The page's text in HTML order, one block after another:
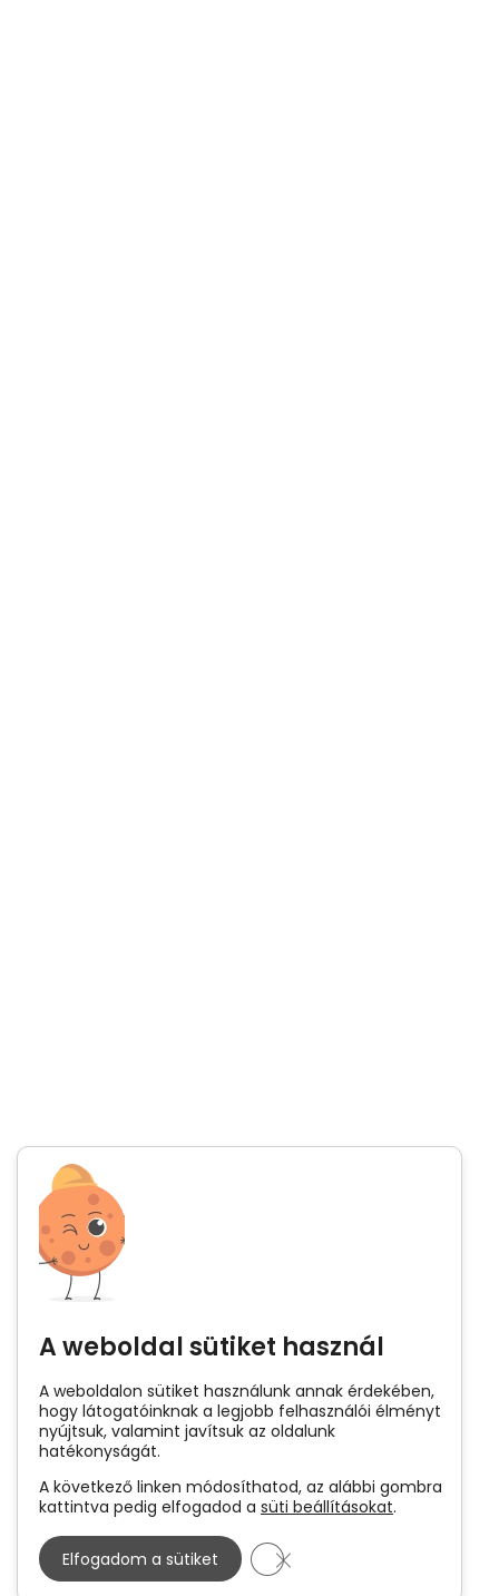
A weboldal sütiket használ
A weboldalon sütiket használunk annak érdekében,
hogy látogatóinknak a legjobb felhasználói élményt
nyújtsuk, valamint javítsuk az oldalunk
hatékonyságát.
A következő linken módosíthatod, az alábbi gombra
kattintva pedig elfogadod a süti beállításokat.
Elfogadom a sütiket Close GDPR Cookie Banner